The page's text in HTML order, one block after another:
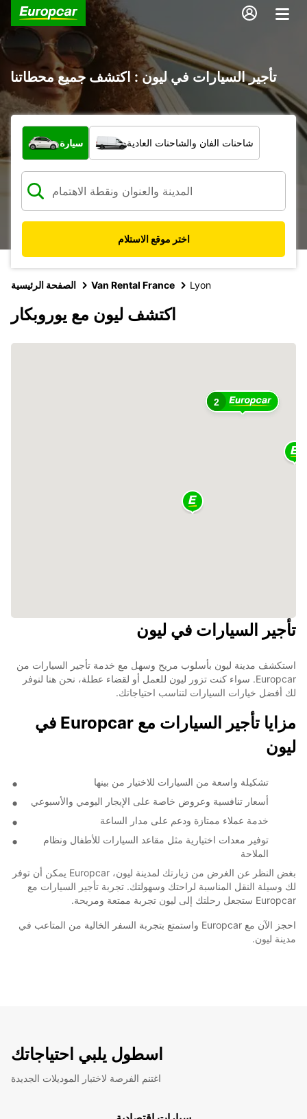
تأجير السيارات في ليون : اكتشف جميع محطاتنا
ما نوع المركبة؟
سيارة شاحنات الفان والشاحنات العادية
اختر موقع الاستلام
الصفحة الرئيسية Van Rental France Lyon
اكتشف ليون مع يوروبكار
2
تأجير السيارات في ليون
استكشف مدينة ليون بأسلوب مريح وسهل مع خدمة تأجير السيارات من
Europcar. سواء كنت تزور ليون للعمل أو لقضاء عطلة، نحن هنا لنوفر
لك أفضل خيارات السيارات لتناسب احتياجاتك.
مزايا تأجير السيارات مع Europcar في
ليون
تشكيلة واسعة من السيارات للاختيار من بينها
أسعار تنافسية وعروض خاصة على الإيجار اليومي والأسبوعي
خدمة عملاء ممتازة ودعم على مدار الساعة
توفير معدات اختيارية مثل مقاعد السيارات للأطفال ونظام
الملاحة
بغض النظر عن الغرض من زيارتك لمدينة ليون، Europcar يمكن أن توفر
لك وسيلة النقل المناسبة لراحتك وسهولتك. تجربة تأجير السيارات مع
Europcar ستجعل رحلتك إلى ليون تجربة ممتعة ومريحة.
احجز الآن مع Europcar واستمتع بتجربة السفر الخالية من المتاعب في
مدينة ليون.
اسطول يلبي احتياجاتك
اغتنم الفرصة لاختبار الموديلات الجديدة